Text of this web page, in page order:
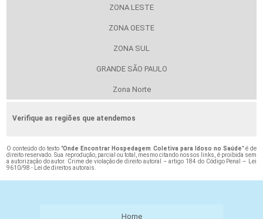
ZONA LESTE
ZONA OESTE
ZONA SUL
GRANDE SÃO PAULO
Zona Norte
Verifique as regiões que atendemos
O conteúdo do texto "Onde Encontrar Hospedagem Coletiva para Idoso no Saúde" é de
direito reservado. Sua reprodução, parcial ou total, mesmo citando nossos links, é proibida sem
a autorização do autor. Crime de violação de direito autoral – artigo 184 do Código Penal –
Lei
9610/98 - Lei de direitos autorais
Home